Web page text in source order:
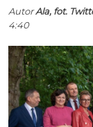
AutorAla, fot.
4:40